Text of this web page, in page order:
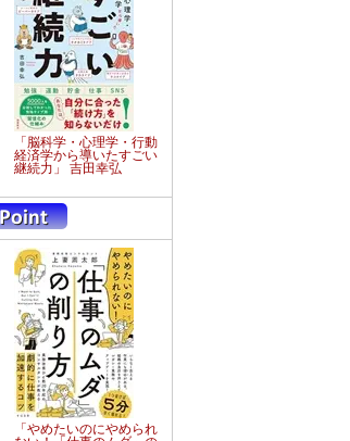
「脳科学・心理学・行動
経済学から導いたすごい
継続力」 吉田幸弘
「やめたいのにやめられ